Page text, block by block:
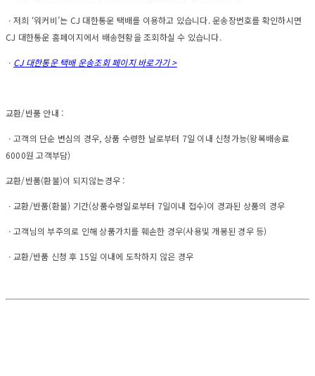
ㆍ저희 ‘워커비’는 CJ 대한통운 택배를 이용하고 있습니다. 운송장번호를 확인하시면
CJ 대한통운 홈페이지에서 배송현황을 조회하실 수 있습니다.
ㆍ CJ 대한통운 택배 운송조회 페이지 바로가기 >
교환/반품 안내 :
ㆍ고객의 단순 변심의 경우, 상품 수령한 날로부터 7일 이내 신청가능(왕복배송료
6000원 고객부담)
교환/반품(환불)이 되지않는경우 :
ㆍ교환/반품(환불) 기간(상품수령일로부터 7일이내 접수)이 경과된 상품의 경우
ㆍ고객님의 부주의로 인해 상품가치를 훼손한 경우(사용및 개봉된 경우 등)
ㆍ교환/반품 신청 후 15일 이내에 도착하지 않은 경우